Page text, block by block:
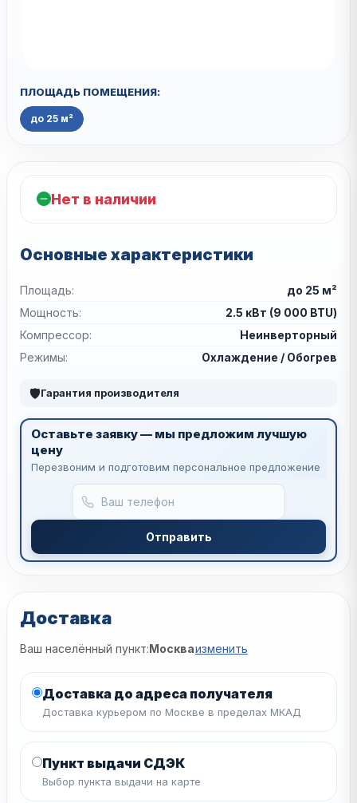
ПЛОЩАДЬ ПОМЕЩЕНИЯ:
до 25 м²
Нет в наличии
Основные характеристики
Площадь:
до 25 м²
Мощность:
2.5 кВт (9 000 BTU)
Компрессор:
Неинверторный
Режимы:
Охлаждение / Обогрев
🛡Гарантия производителя
Оставьте заявку — мы предложим лучшую
цену
Перезвоним и подготовим персональное предложение
Отправить
Доставка
Ваш населённый пункт:Москваизменить
Доставка до адреса получателя
Доставка курьером по Москве в пределах МКАД
Пункт выдачи СДЭК
Выбор пункта выдачи на карте